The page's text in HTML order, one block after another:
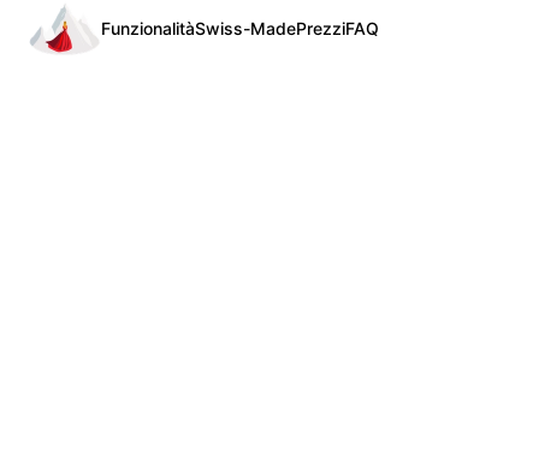
FunzionalitàSwiss-MadePrezziFAQ